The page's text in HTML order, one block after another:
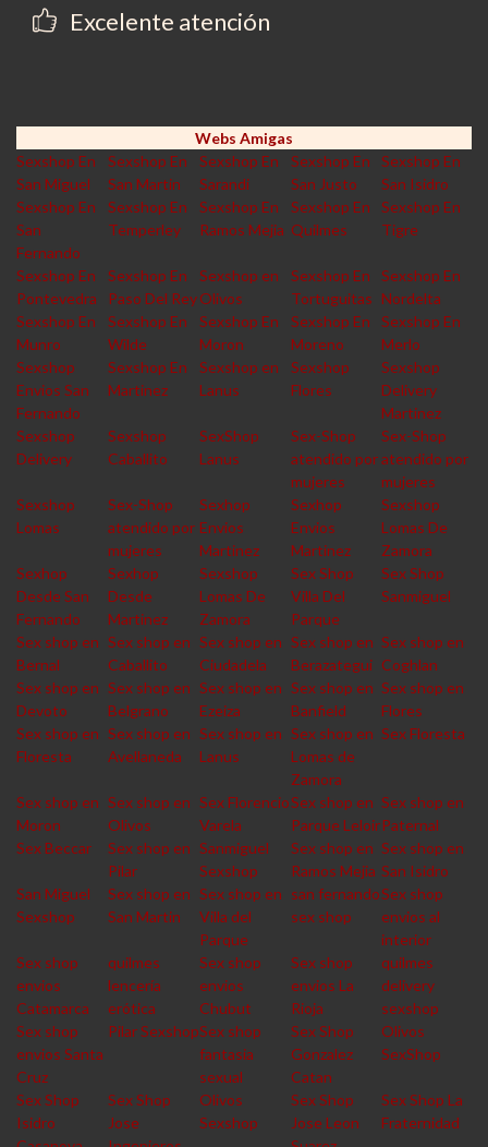
Excelente atención
Webs Amigas
Sexshop En
San Miguel
Sexshop En
San Martin
Sexshop En
Sarandi
Sexshop En
San Justo
Sexshop En
San Isidro
Sexshop En
San
Fernando
Sexshop En
Temperley
Sexshop En
Ramos Mejia
Sexshop En
Quilmes
Sexshop En
Tigre
Sexshop En
Pontevedra
Sexshop En
Paso Del Rey
Sexshop en
Olivos
Sexshop En
Tortuguitas
Sexshop En
Nordelta
Sexshop En
Munro
Sexshop En
Wilde
Sexshop En
Moron
Sexshop En
Moreno
Sexshop En
Merlo
Sexshop
Envios San
Fernando
Sexshop En
Martinez
Sexshop en
Lanus
Sexshop
Flores
Sexshop
Delivery
Martinez
Sexshop
Delivery
Sexshop
Caballito
SexShop
Lanus
Sex-Shop
atendido por
mujeres
Sex-Shop
atendido por
mujeres
Sexshop
Lomas
Sex-Shop
atendido por
mujeres
Sexhop
Envios
Martinez
Sexhop
Envios
Martinez
Sexshop
Lomas De
Zamora
Sexhop
Desde San
Fernando
Sexhop
Desde
Martinez
Sexshop
Lomas De
Zamora
Sex Shop
Villa Del
Parque
Sex Shop
Sanmiguel
Sex shop en
Bernal
Sex shop en
Caballito
Sex shop en
Ciudadela
Sex shop en
Berazategui
Sex shop en
Coghlan
Sex shop en
Devoto
Sex shop en
Belgrano
Sex shop en
Ezeiza
Sex shop en
Banfield
Sex shop en
Flores
Sex shop en
Floresta
Sex shop en
Avellaneda
Sex shop en
Lanus
Sex shop en
Lomas de
Zamora
Sex Floresta
Sex shop en
Moron
Sex shop en
Olivos
Sex Florencio
Varela
Sex shop en
Parque Leloir
Sex shop en
Paternal
Sex Beccar
Sex shop en
Pilar
Sanmiguel
Sexshop
Sex shop en
Ramos Mejia
Sex shop en
San Isidro
San Miguel
Sexshop
Sex shop en
San Martin
Sex shop en
Villa del
Parque
san fernando
sex shop
Sex shop
envios al
interior
Sex shop
envios
Catamarca
quilmes
lencería
erótica
Sex shop
envios
Chubut
Sex shop
envios La
Rioja
quilmes
delivery
sexshop
Sex shop
envios Santa
Cruz
Pilar SexshopSex shop
fantasia
sexual
Sex Shop
Gonzalez
Catan
Olivos
SexShop
Sex Shop
Isidro
Sex Shop
Jose
Olivos
Sexshop
Sex Shop
Jose Leon
Sex Shop La
Fraternidad